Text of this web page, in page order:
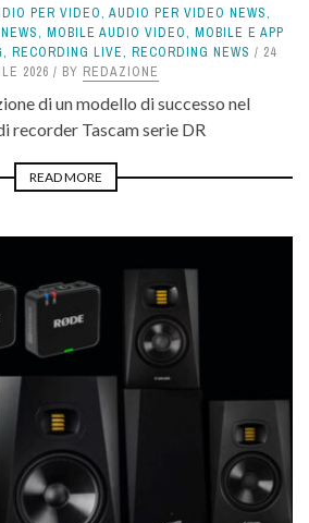
PER VIDEO, AUDIO PER VIDEO NEWS,
, MOBILE AUDIO VIDEO, MOBILE E APP
, RECORDING LIVE, RECORDING NEWS
24
2026
BY REDAZIONE
di un modello di successo nel
recorder Tascam serie DR
READ MORE